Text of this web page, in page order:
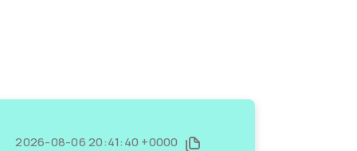
2026-08-06 20:41:40 +0000